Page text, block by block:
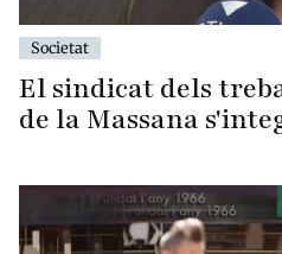
Societat
El sindicat dels
de la Massana